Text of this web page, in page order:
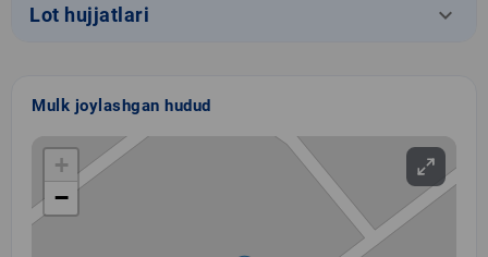
Lot hujjatlari keyboard_arrow_down
Mulk joylashgan hudud
+
−